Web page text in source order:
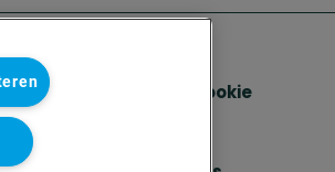
Solvay's Privacy & Cookie
Policy
Disclaimer